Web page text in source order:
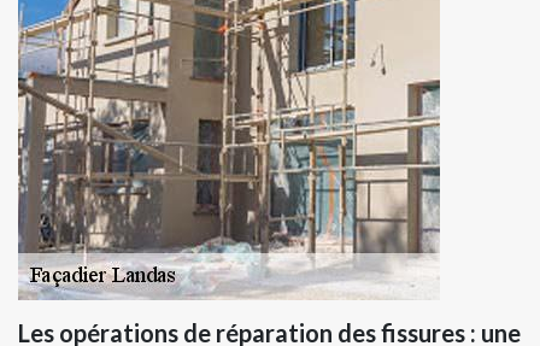
Les opérations de réparation des fissures : une